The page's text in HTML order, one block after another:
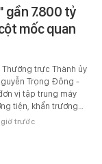
7.800 tỷ
mốc quan
Thường trực Thành ủy
Trọng Đông -
vị tập trung máy
tiện, khẩn trương…
giờ trước